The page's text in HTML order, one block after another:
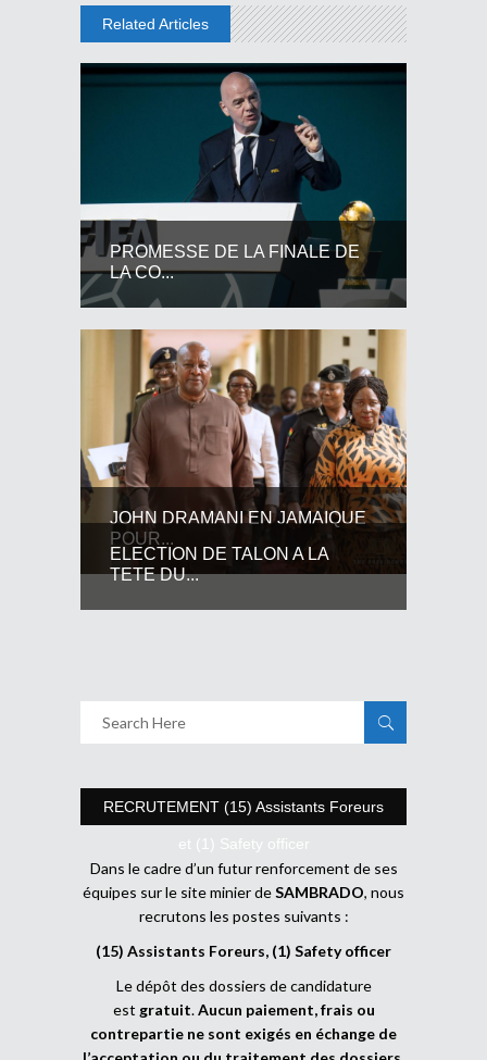
Related Articles
PROMESSE DE LA FINALE DE
LA CO...
JOHN DRAMANI EN JAMAIQUE
POUR...
ELECTION DE TALON A LA
TETE DU...
RECRUTEMENT (15) Assistants Foreurs
et (1) Safety officer
Dans le cadre d’un futur renforcement de ses
équipes sur le site minier deSAMBRADO, nous
recrutons les postes suivants :
(15) Assistants Foreurs, (1) Safety officer
Le dépôt des dossiers de candidature
est gratuit.Aucun paiement, frais ou
contrepartie ne sont exigés en échange de